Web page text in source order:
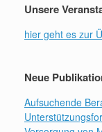
Unsere
hier geht es zur
Neue
Aufsuchende